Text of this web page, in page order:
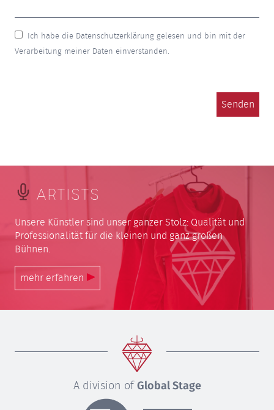
Ich habe die Datenschutzerklärung gelesen und bin mit der
Verarbeitung meiner Daten einverstanden.
ARTISTS
Unsere Künstler sind unser ganzer Stolz: Qualität und
Professionalität für die kleinen und ganz großen
Bühnen.
mehr erfahren
A division ofGlobal Stage